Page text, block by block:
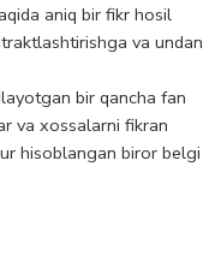
aniq bir fikr hosil
va undan
bir qancha fan
va xossalarni fikran
hisoblangan biror belgi